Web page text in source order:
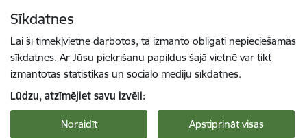
Sīkdatnes
Lai šī tīmekļvietne darbotos, tā izmanto obligāti nepieciešamās
sīkdatnes. Ar Jūsu piekrišanu papildus šajā vietnē var tikt
izmantotas statistikas un sociālo mediju sīkdatnes.
Lūdzu, atzīmējiet savu izvēli:
Noraidīt Apstiprināt visas